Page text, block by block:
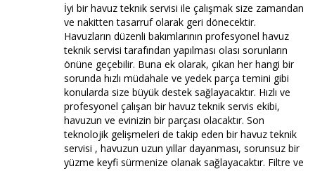
İyi bir havuz teknik servisi ile çalışmak size zamandan
ve nakitten tasarruf olarak geri dönecektir.
Havuzların düzenli bakımlarının profesyonel havuz
teknik servisi tarafından yapılması olası sorunların
önüne geçebilir. Buna ek olarak, çıkan her hangi bir
sorunda hızlı müdahale ve yedek parça temini gibi
konularda size büyük destek sağlayacaktır. Hızlı ve
profesyonel çalışan bir havuz teknik servis ekibi,
havuzun ve evinizin bir parçası olacaktır. Son
teknolojik gelişmeleri de takip eden bir havuz teknik
servisi , havuzun uzun yıllar dayanması, sorunsuz bir
yüzme keyfi sürmenize olanak sağlayacaktır. Filtre ve